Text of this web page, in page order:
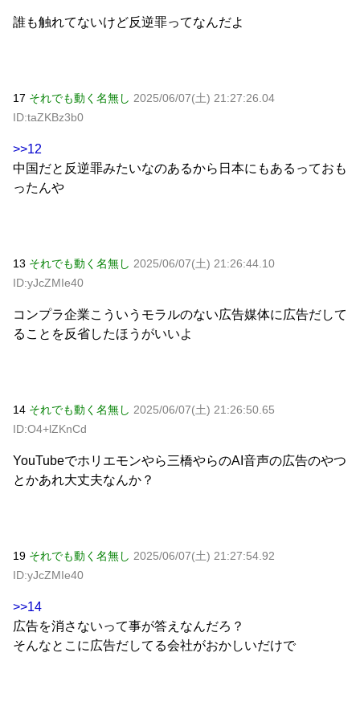
誰も触れてないけど反逆罪ってなんだよ
17 それでも動く名無し 2025/06/07(土) 21:27:26.04
ID:taZKBz3b0
>>12
中国だと反逆罪みたいなのあるから日本にもあるっておも
ったんや
13 それでも動く名無し 2025/06/07(土) 21:26:44.10
ID:yJcZMIe40
コンプラ企業こういうモラルのない広告媒体に広告だして
ることを反省したほうがいいよ
14 それでも動く名無し 2025/06/07(土) 21:26:50.65
ID:O4+lZKnCd
YouTubeでホリエモンやら三橋やらのAI音声の広告のやつ
とかあれ大丈夫なんか？
19 それでも動く名無し 2025/06/07(土) 21:27:54.92
ID:yJcZMIe40
>>14
広告を消さないって事が答えなんだろ？
そんなとこに広告だしてる会社がおかしいだけで